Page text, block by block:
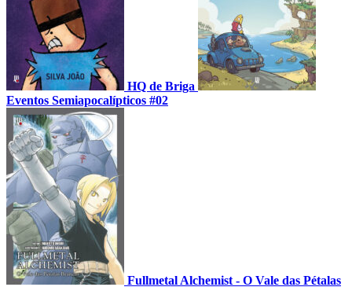
HQ de Briga
Eventos Semiapocalípticos #02
Fullmetal Alchemist - O Vale das Pétalas